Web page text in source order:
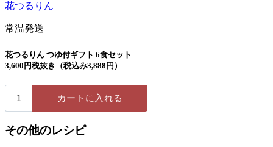
花つるりん
常温発送
花つるりん つゆ付ギフト 6食セット
3,600円税抜き（税込み3,888円）
その他のレシピ